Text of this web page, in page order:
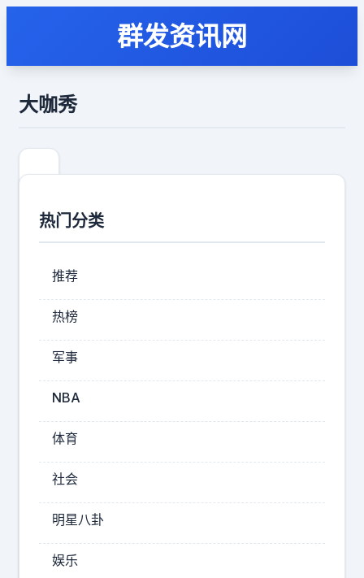
群发资讯网
大咖秀
巴
特
迪
了
！
热门分类
推荐
热榜
军事
NBA
体育
社会
明星八卦
娱乐